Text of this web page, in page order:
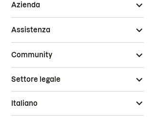
Azienda
Assistenza
Community
Settore legale
Italiano